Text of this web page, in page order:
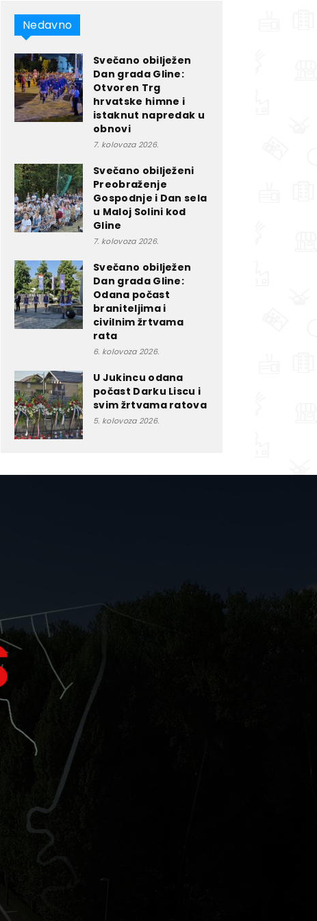
Nedavno
Svečano obilježen
Dan grada Gline:
Otvoren Trg
hrvatske himne i
istaknut napredak u
obnovi
7. kolovoza 2026.
Svečano obilježeni
Preobraženje
Gospodnje i Dan sela
u Maloj Solini kod
Gline
7. kolovoza 2026.
Svečano obilježen
Dan grada Gline:
Odana počast
braniteljima i
civilnim žrtvama
rata
6. kolovoza 2026.
U Jukincu odana
počast Darku Liscu i
svim žrtvama ratova
5. kolovoza 2026.